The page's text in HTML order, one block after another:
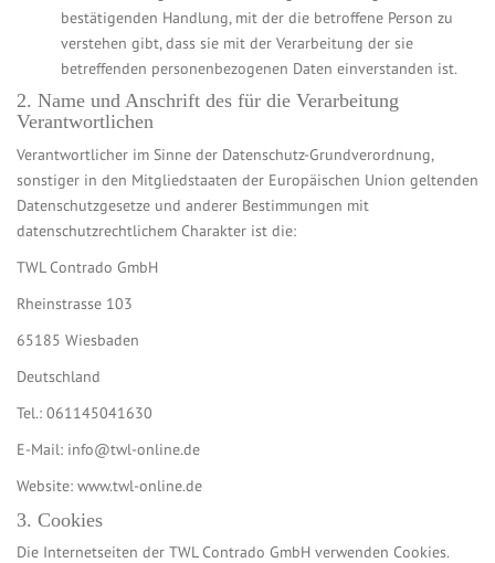
bestätigenden Handlung, mit der die betroffene Person zu
verstehen gibt, dass sie mit der Verarbeitung der sie
betreffenden personenbezogenen Daten einverstanden ist.
2. Name und Anschrift des für die Verarbeitung
Verantwortlichen
Verantwortlicher im Sinne der Datenschutz-Grundverordnung,
sonstiger in den Mitgliedstaaten der Europäischen Union geltenden
Datenschutzgesetze und anderer Bestimmungen mit
datenschutzrechtlichem Charakter ist die:
TWL Contrado GmbH
Rheinstrasse 103
65185 Wiesbaden
Deutschland
Tel.: 061145041630
E-Mail: info@twl-online.de
Website: www.twl-online.de
3. Cookies
Die Internetseiten der TWL Contrado GmbH verwenden Cookies.